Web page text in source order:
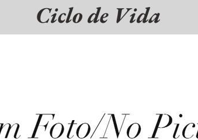
Ciclo de Vida